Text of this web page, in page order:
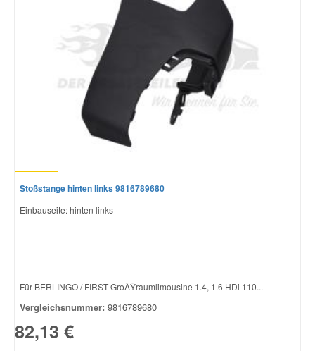
Stoßstange hinten links 9816789680
Einbauseite: hinten links
Für BERLINGO / FIRST GroÃŸraumlimousine 1.4, 1.6 HDi 110...
Vergleichsnummer: 9816789680
82,13 €